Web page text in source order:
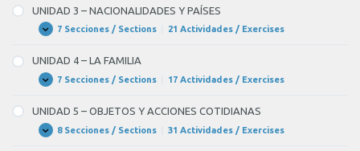
–
profesora,
¿
of
–
SALUDOS
UNIDAD 3 – NACIONALIDADES Y PAÍSES
Expandir
UNIDAD
–
NACIONALIDADES
Y
PAÍSES
7 Secciones / Sections 21 Actividades / Exercises
UNIDAD 4 – LA FAMILIA
Expandir
UNIDAD
–
LA
FAMILIA
7 Secciones / Sections 17 Actividades / Exercises
UNIDAD 5 – OBJETOS Y ACCIONES COTIDIANAS
Expandir
UNIDAD8 Secciones / Sections 31 Actividades / Exercises